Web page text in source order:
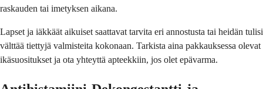
raskauden tai imetyksen aikana.
Lapset ja iäkkäät aikuiset saattavat tarvita eri annostusta tai heidän tulisi
välttää tiettyjä valmisteita kokonaan. Tarkista aina pakkauksessa olevat
ikäsuositukset ja ota yhteyttä apteekkiin, jos olet epävarma.